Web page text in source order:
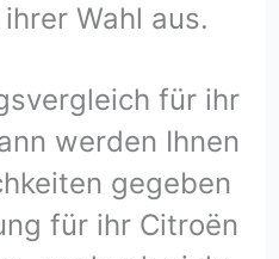
Wahl aus.
für ihr
werden Ihnen
gegeben
für ihr Citroën